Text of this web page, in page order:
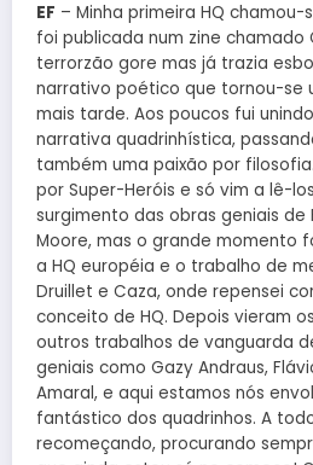
EF – Minha primeira HQ chamou-
foi publicada num zine chamado
terrorzão gore mas já trazia
narrativo poético que tornou-se
mais tarde. Aos poucos fui
narrativa quadrinhística,
também uma paixão por
por Super-Heróis e só vim a lê-
surgimento das obras geniais de
Moore, mas o grande momento
a HQ européia e o trabalho de
Druillet e Caza, onde repensei
conceito de HQ. Depois vieram
outros trabalhos de vanguarda
geniais como Gazy Andraus,
Amaral, e aqui estamos nós
fantástico dos quadrinhos. A
recomeçando, procurando